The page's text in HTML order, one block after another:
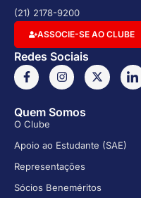
(21) 2178-9200
ASSOCIE-SE AO CLUBE
Redes Sociais
Quem Somos
O Clube
Apoio ao Estudante (SAE)
Representações
Sócios Beneméritos